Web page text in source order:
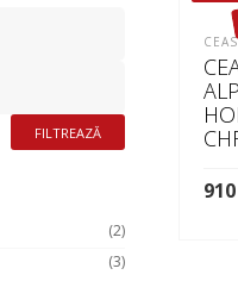
FILTREAZĂ
(2)
(3)
910